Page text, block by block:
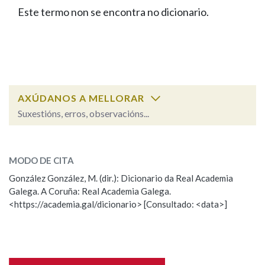
FIGURAS HOMENAXEADAS
PORTAL DAS PALABRAS
Facebook
TwitterYoutubeInstagram
Bluesky
BUSCAR NOS LEMAS
Remata por
BUSCAR NO CONTIDO
Nas definicións
Este termo non se encontra no dicionario.
AXÚDANOS A MELLORAR
Suxestións, erros, observacións...
Observación
Nome
MODO DE CITA
González González, M. (dir.): Dicionario da Real Academia
Galega. A Coruña: Real Academia Galega.
<https://academia.gal/dicionario> [Consultado: <data>]